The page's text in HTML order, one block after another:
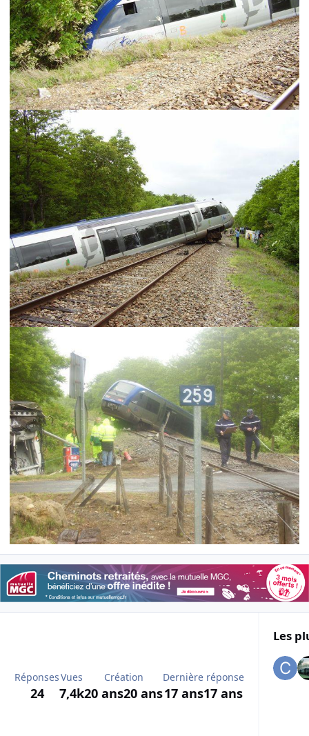
Réponses
24
Vues
7,4k
Création
20 ans20 ans
Dernière réponse
17 ans17 ans
Les